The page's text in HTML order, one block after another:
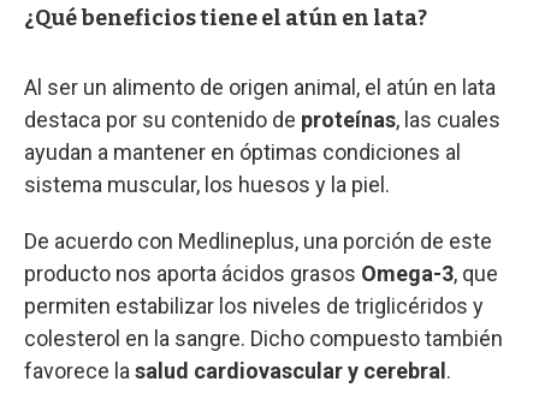
¿Qué beneficios tiene el atún en lata?
Al ser un alimento de origen animal, el atún en lata
destaca por su contenido de proteínas, las cuales
ayudan a mantener en óptimas condiciones al
sistema muscular, los huesos y la piel.
De acuerdo con Medlineplus, una porción de este
producto nos aporta ácidos grasos Omega-3, que
permiten estabilizar los niveles de triglicéridos y
colesterol en la sangre. Dicho compuesto también
favorece la salud cardiovascular y cerebral .